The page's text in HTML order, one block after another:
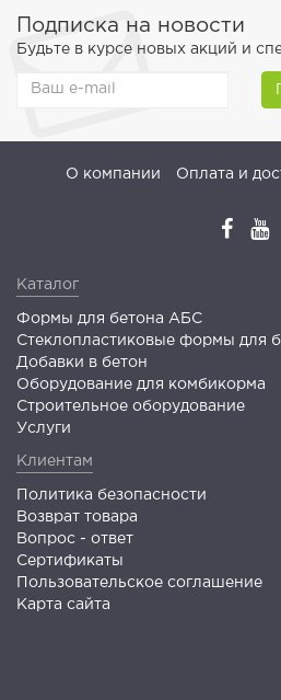
Подписка на новости
Будьте в курсе новых акций и
О компании Оплата и
Каталог
Формы для бетона АБС
Стеклопластиковые формы для
Добавки в бетон
Оборудование для комбикорма
Строительное оборудование
Услуги
Клиентам
Политика безопасности
Возврат товара
Вопрос - ответ
Сертификаты
Пользовательское соглашение
Карта сайта